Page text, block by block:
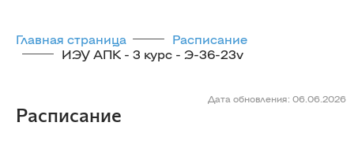
Главная страница
Расписание
ИЭУ АПК - 3 курс - Э-36-23v
Дата обновления: 06.06.2026
Расписание